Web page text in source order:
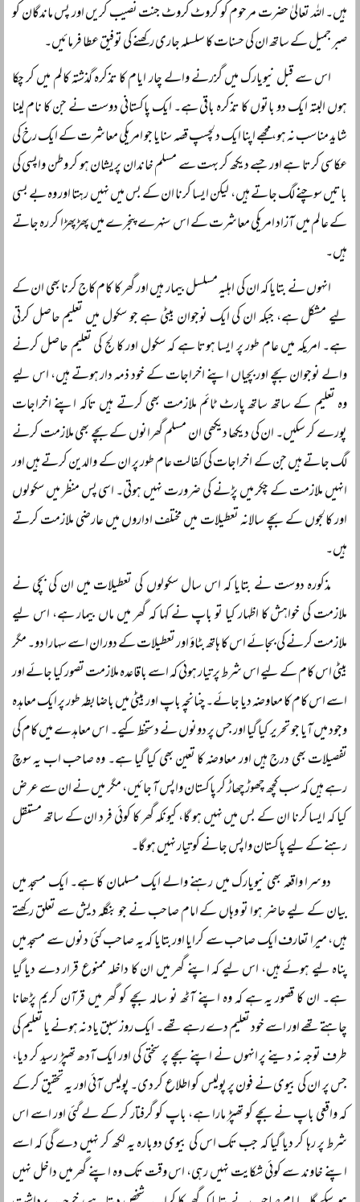
ہیں۔ اللہ تعالیٰ حضرت مرحوم کو کروٹ کروٹ جنت نصیب کریں اور پس ماندگان کو
صبر جمیل کے ساتھ ان کی حسنات کا سلسلہ جاری رکھنے کی توفیق عطا فرمائیں۔
اس سے قبل نیویارک میں گزرنے والے چار ایام کا تذکرہ گذشتہ کالم میں کر چکا
ہوں البتہ ایک دو باتوں کا تذکرہ باقی ہے۔ ایک پاکستانی دوست نے جن کا نام لینا
شاید مناسب نہ ہو، مجھے اپنا ایک دلچسپ قصہ سنایا جو امریکی معاشرت کے ایک رخ کی
عکاسی کرتا ہے اور جسے دیکھ کر بہت سے مسلم خاندان پریشان ہو کر وطن واپسی کی
باتیں سوچنے لگ جاتے ہیں، لیکن ایسا کرنا ان کے بس میں نہیں رہتا اور وہ بے بسی
کے عالم میں آزاد امریکی معاشرت کے اس سنہرے پنجرے میں پھڑپھڑا کر رہ جاتے
ہیں۔
انہوں نے بتایا کہ ان کی اہلیہ مسلسل بیمار ہیں اور گھر کا کام کاج کرنا بھی ان کے
لیے مشکل ہے، جبکہ ان کی ایک نوجوان بیٹی ہے جو سکول میں تعلیم حاصل کرتی
ہے۔ امریکہ میں عام طور پر ایسا ہوتا ہے کہ سکول اور کالج کی تعلیم حاصل کرنے
والے نوجوان بچے اور بچیاں اپنے اخراجات کے خود ذمہ دار ہوتے ہیں، اس لیے
وہ تعلیم کے ساتھ ساتھ پارٹ ٹائم ملازمت بھی کرتے ہیں تاکہ اپنے اخراجات
پورے کر سکیں۔ ان کی دیکھا دیکھی ان مسلم گھرانوں کے بچے بھی ملازمت کرنے
لگ جاتے ہیں جن کے اخراجات کی کفالت عام طور پر ان کے والدین کرتے ہیں اور
انہیں ملازمت کے چکر میں پڑنے کی ضرورت نہیں ہوتی۔ اسی پس منظر میں سکولوں
اور کالجوں کے بچے سالانہ تعطیلات میں مختلف اداروں میں عارضی ملازمت کرتے
ہیں۔
مذکورہ دوست نے بتایا کہ اس سال سکولوں کی تعطیلات میں ان کی بچی نے
ملازمت کی خواہش کا اظہار کیا تو باپ نے کہا کہ گھر میں ماں بیمار ہے، اس لیے
ملازمت کرنے کی بجائے اس کا ہاتھ بٹاؤ اور تعطیلات کے دوران اسے سہارا دو۔ مگر
بیٹی اس کام کے لیے اس شرط پر تیار ہوئی کہ اسے باقاعدہ ملازمت تصور کیا جائے اور
اسے اس کام کا معاوضہ دیا جائے۔ چنانچہ باپ اور بیٹی میں باضابطہ طور پر ایک معاہدہ
وجود میں آیا جو تحریر کیا گیا اور جس پر دونوں نے دستخط کیے۔ اس معاہدے میں کام کی
تفصیلات بھی درج ہیں اور معاوضہ کا تعین بھی کیا گیا ہے۔ وہ صاحب اب یہ سوچ
رہے ہیں کہ سب کچھ چھوڑ چھاڑ کر پاکستان واپس آ جائیں، مگر میں نے ان سے عرض
کیا کہ ایسا کرنا ان کے بس میں نہیں ہو گا، کیونکہ گھر کا کوئی فرد ان کے ساتھ مستقل
رہنے کے لیے پاکستان واپس جانے کو تیار نہیں ہو گا۔
دوسرا واقعہ بھی نیویارک میں رہنے والے ایک مسلمان کا ہے۔ ایک مسجد میں
بیان کے لیے حاضر ہوا تو وہاں کے امام صاحب نے جو بنگلہ دیش سے تعلق رکھتے
ہیں، میرا تعارف ایک صاحب سے کرایا اور بتایا کہ یہ صاحب کئی دنوں سے مسجد میں
پناہ لیے ہوئے ہیں، اس لیے کہ اپنے گھر میں ان کا داخلہ ممنوع قرار دے دیا گیا
ہے۔ ان کا قصور یہ ہے کہ وہ اپنے آٹھ نو سالہ بچے کو گھر میں قرآن کریم پڑھانا
چاہتے تھے اور اسے خود تعلیم دے رہے تھے۔ ایک روز سبق یاد نہ ہونے یا تعلیم کی
طرف توجہ نہ دینے پر انہوں نے اپنے بچے پر سختی کی اور ایک آدھ تھپڑ رسید کر دیا،
جس پر ان کی بیوی نے فون پر پولیس کو اطلاع کر دی۔ پولیس آئی اور یہ تحقیق کر کے
کہ واقعی باپ نے بچے کو تھپڑ مارا ہے، باپ کو گرفتار کر کے لے گئی اور اسے اس
شرط پر رہا کر دیا گیا کہ جب تک اس کی بیوی دوبارہ یہ لکھ کر نہیں دے گی کہ اسے
اپنے خاوند سے کوئی شکایت نہیں رہی، اس وقت تک وہ اپنے گھر میں داخل نہیں